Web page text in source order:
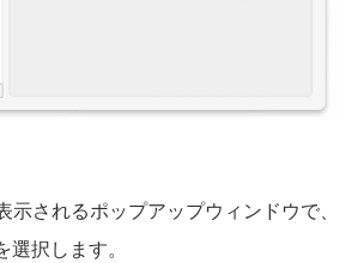
示されるポップアップウィンドウで、
選択します。